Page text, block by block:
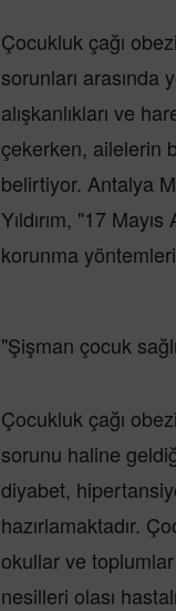
Çocukluk çağı
sorunları arasında
alışkanlıkları ve
çekerken, ailelerin
belirtiyor. Antalya
Yıldırım, "17
korunma
"Şişman çocuk
Çocukluk çağı
sorunu haline
diyabet,
hazırlamaktadır.
okullar ve toplumlar
nesilleri olası